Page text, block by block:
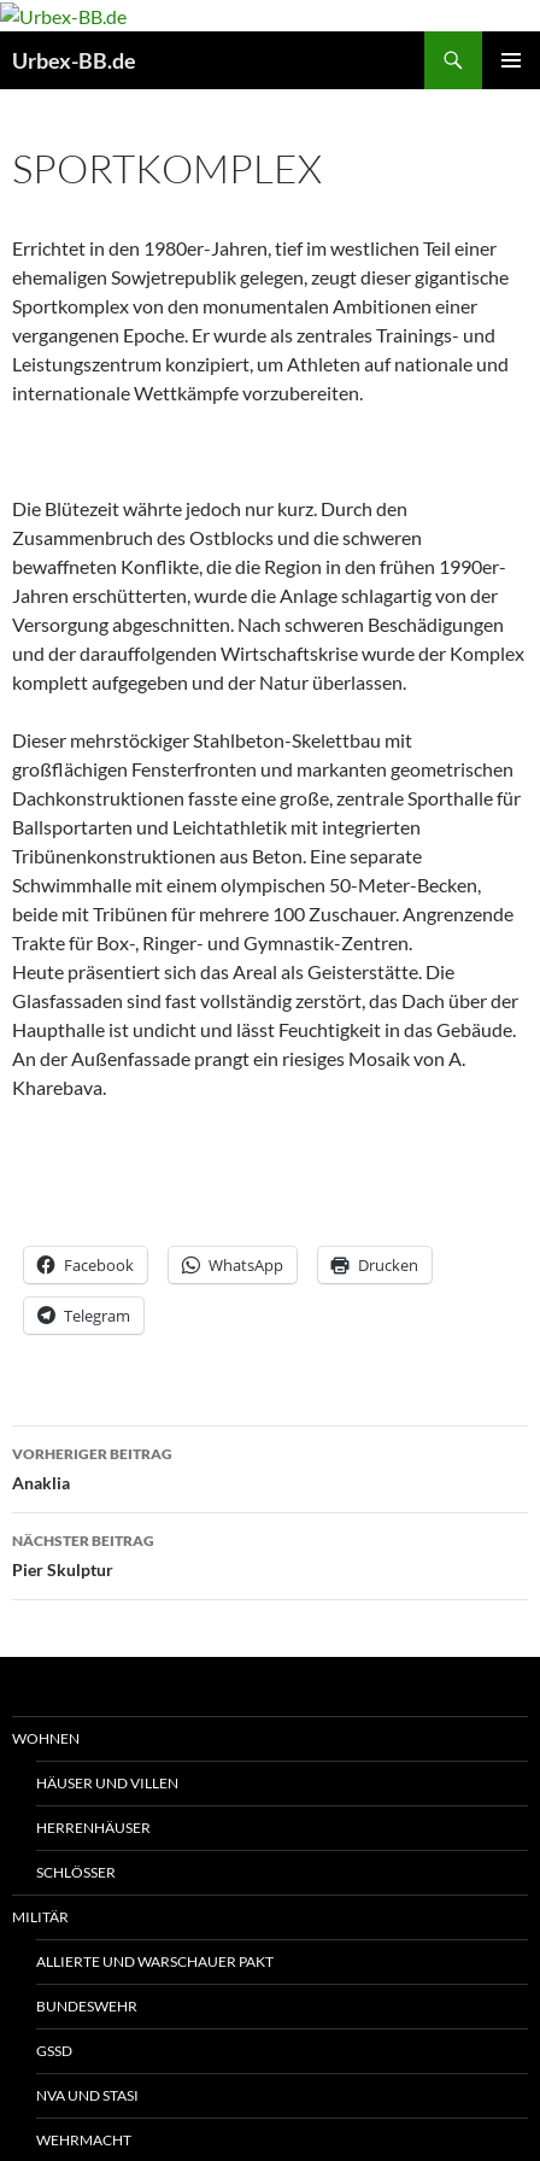
Urbex-BB.de
SPORTKOMPLEX
Errichtet in den 1980er-Jahren, tief im westlichen Teil einer
ehemaligen Sowjetrepublik gelegen, zeugt dieser gigantische
Sportkomplex von den monumentalen Ambitionen einer
vergangenen Epoche. Er wurde als zentrales Trainings- und
Leistungszentrum konzipiert, um Athleten auf nationale und
internationale Wettkämpfe vorzubereiten.
Die Blütezeit währte jedoch nur kurz. Durch den
Zusammenbruch des Ostblocks und die schweren
bewaffneten Konflikte, die die Region in den frühen 1990er-
Jahren erschütterten, wurde die Anlage schlagartig von der
Versorgung abgeschnitten. Nach schweren Beschädigungen
und der darauffolgenden Wirtschaftskrise wurde der Komplex
komplett aufgegeben und der Natur überlassen.
Dieser mehrstöckiger Stahlbeton-Skelettbau mit
großflächigen Fensterfronten und markanten geometrischen
Dachkonstruktionen fasste eine große, zentrale Sporthalle für
Ballsportarten und Leichtathletik mit integrierten
Tribünenkonstruktionen aus Beton. Eine separate
Schwimmhalle mit einem olympischen 50-Meter-Becken,
beide mit Tribünen für mehrere 100 Zuschauer. Angrenzende
Trakte für Box-, Ringer- und Gymnastik-Zentren.
Heute präsentiert sich das Areal als Geisterstätte. Die
Glasfassaden sind fast vollständig zerstört, das Dach über der
Haupthalle ist undicht und lässt Feuchtigkeit in das Gebäude.
An der Außenfassade prangt ein riesiges Mosaik von A.
Kharebava.
Facebook WhatsApp Drucken
Telegram
Beitrags-
Navigation
VORHERIGER BEITRAG
Anaklia
NÄCHSTER BEITRAG
Pier Skulptur
WOHNEN
HÄUSER UND VILLEN
HERRENHÄUSER
SCHLÖSSER
MILITÄR
ALLIERTE UND WARSCHAUER PAKT
BUNDESWEHR
GSSD
NVA UND STASI
WEHRMACHT